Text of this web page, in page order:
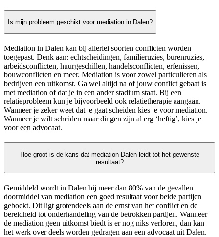
Is mijn probleem geschikt voor mediation in Dalen?
Mediation in Dalen kan bij allerlei soorten conflicten worden
toegepast. Denk aan: echtscheidingen, familieruzies, burenruzies,
arbeidsconflicten, huurgeschillen, handelsconflicten, erfenissen,
bouwconflicten en meer. Mediation is voor zowel particulieren als
bedrijven een uitkomst. Ga wel altijd na of jouw conflict gebaat is
met mediation of dat je in een ander stadium staat. Bij een
relatieprobleem kun je bijvoorbeeld ook relatietherapie aangaan.
Wanneer je zeker weet dat je gaat scheiden kies je voor mediation.
Wanneer je wilt scheiden maar dingen zijn al erg ‘heftig’, kies je
voor een advocaat.
Hoe groot is de kans dat mediation Dalen leidt tot het gewenste
resultaat?
Gemiddeld wordt in Dalen bij meer dan 80% van de gevallen
doormiddel van mediation een goed resultaat voor beide partijen
geboekt. Dit ligt grotendeels aan de ernst van het conflict en de
bereidheid tot onderhandeling van de betrokken partijen. Wanneer
de mediation geen uitkomst biedt is er nog niks verloren, dan kan
het werk over deels worden gedragen aan een advocaat uit Dalen.